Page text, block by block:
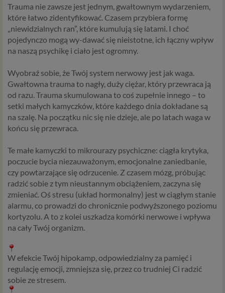
Trauma nie zawsze jest jednym, gwałtownym wydarzeniem,
które łatwo zidentyfikować. Czasem przybiera formę
„niewidzialnych ran”, które kumulują się latami. I choć
pojedynczo mogą wy-dawać się nieistotne, ich łączny wpływ
na naszą psychikę i ciało jest ogromny.
Wyobraź sobie, że Twój system nerwowy jest jak waga.
Gwałtowna trauma to nagły, duży ciężar, który przewraca ją
od razu. Trauma skumulowana to coś zupełnie innego – to
setki małych kamyczków, które każdego dnia dokładane są
na szalę. Na początku nic się nie dzieje, ale po latach waga w
końcu się przewraca.
Te małe kamyczki to mikrourazy psychiczne: ciągła krytyka,
poczucie bycia niezauważonym, emocjonalne zaniedbanie,
czy powtarzające się odrzucenie. Z czasem mózg, próbując
radzić sobie z tym nieustannym obciążeniem, zaczyna się
zmieniać. Oś stresu (układ hormonalny) jest w ciągłym stanie
alarmu, co prowadzi do chronicznie podwyższonego poziomu
kortyzolu. A to z kolei uszkadza komórki nerwowe i wpływa
na cały Twój organizm.
W efekcie Twój hipokamp, odpowiedzialny za pamięć i
regulację emocji, zmniejsza się, przez co trudniej Ci radzić
sobie ze stresem.